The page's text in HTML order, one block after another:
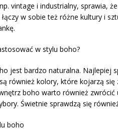
vintage i industrialny, sprawia,
w sobie też różne kultury i
w stylu boho?
jest bardzo naturalna. Najlepiej
również kolory, które kojarzą
boho warto również zwrócić
Świetnie sprawdzą się
boho